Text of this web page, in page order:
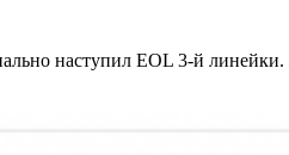
наступил EOL 3-й